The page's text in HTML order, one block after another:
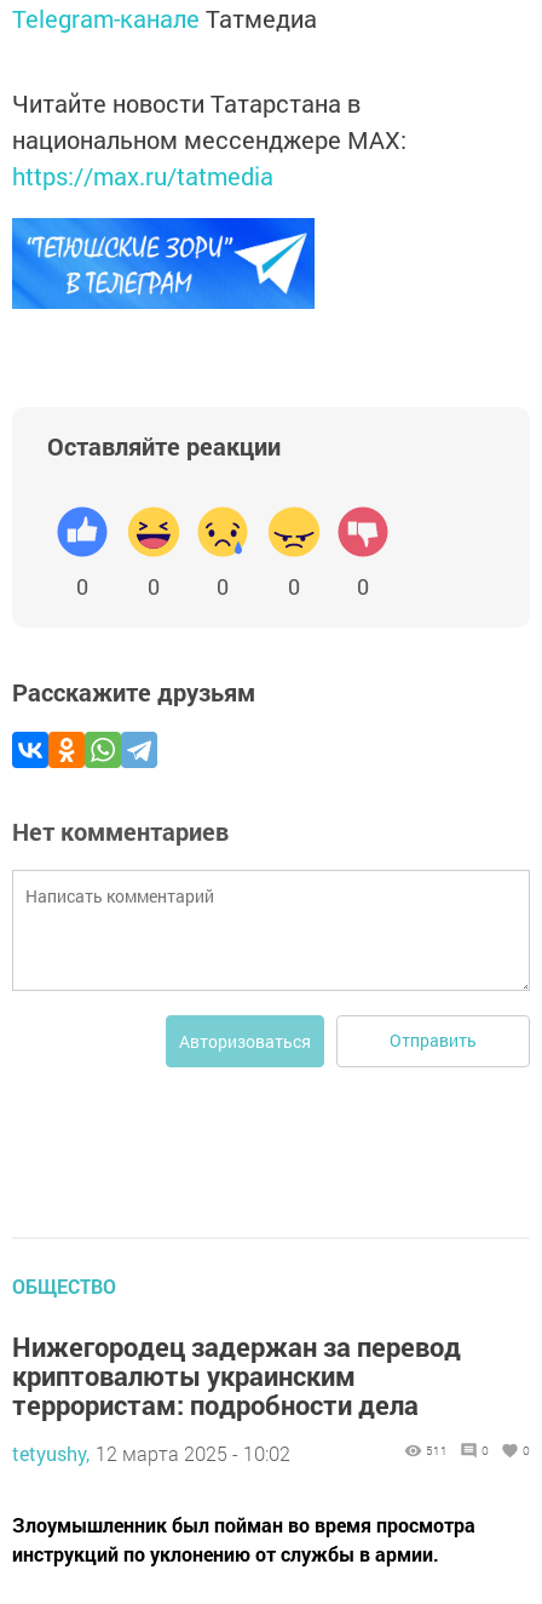
Telegram-канале Татмедиа
Читайте новости Татарстана в
национальном мессенджере MАХ:
https://max.ru/tatmedia
Оставляйте реакции
0 0 0 0 0
Расскажите друзьям
Нет комментариев
Авторизоваться Отправить
ОБЩЕСТВО
Нижегородец задержан за перевод
криптовалюты украинским
террористам: подробности дела
tetyushy, 12 марта 2025 - 10:02 511 0 0
Злоумышленник был пойман во время просмотра
инструкций по уклонению от службы в армии.